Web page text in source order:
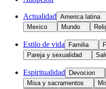
Actualidad America latina
Mexico
Mundo
Estilo de vida Familia
Pareja y sexualidad
Espiritualidad Devocion
Misa y sacramentos